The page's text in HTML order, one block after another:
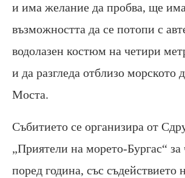
и има желание да пробва, ще има
възможността да се потопи с
водолазен костюм на четири
и да разгледа отблизо морското
Моста.
Събитието се организира от
„Приятели на морето-Бургас“ за
поред година, със